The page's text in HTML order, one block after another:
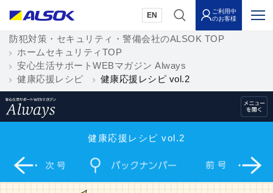
EN
ご利用中
のお客様
防犯対策・セキュリティ・警備会社のALSOK TOP
ホームセキュリティTOP
安心生活サポートWEBマガジン Always
健康応援レシピ
健康応援レシピ vol.2
健康応援レシピ vol.2